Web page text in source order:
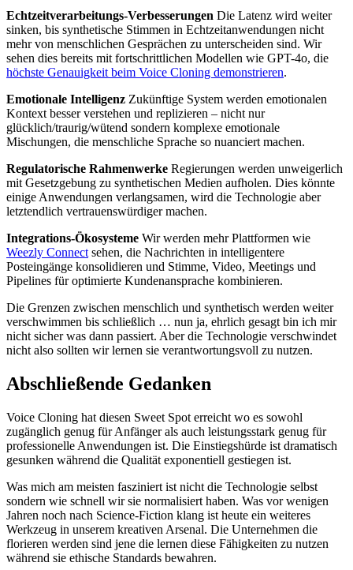
Echtzeitverarbeitungs-Verbesserungen Die Latenz wird weiter
sinken, bis synthetische Stimmen in Echtzeitanwendungen nicht
mehr von menschlichen Gesprächen zu unterscheiden sind. Wir
sehen dies bereits mit fortschrittlichen Modellen wie GPT-4o, die
höchste Genauigkeit beim Voice Cloning demonstrieren.
Emotionale Intelligenz Zukünftige System werden emotionalen
Kontext besser verstehen und replizieren – nicht nur
glücklich/traurig/wütend sondern komplexe emotionale
Mischungen, die menschliche Sprache so nuanciert machen.
Regulatorische Rahmenwerke Regierungen werden unweigerlich
mit Gesetzgebung zu synthetischen Medien aufholen. Dies könnte
einige Anwendungen verlangsamen, wird die Technologie aber
letztendlich vertrauenswürdiger machen.
Integrations-Ökosysteme Wir werden mehr Plattformen wie
Weezly Connect sehen, die Nachrichten in intelligentere
Posteingänge konsolidieren und Stimme, Video, Meetings und
Pipelines für optimierte Kundenansprache kombinieren.
Die Grenzen zwischen menschlich und synthetisch werden weiter
verschwimmen bis schließlich … nun ja, ehrlich gesagt bin ich mir
nicht sicher was dann passiert. Aber die Technologie verschwindet
nicht also sollten wir lernen sie verantwortungsvoll zu nutzen.
Abschließende Gedanken
Voice Cloning hat diesen Sweet Spot erreicht wo es sowohl
zugänglich genug für Anfänger als auch leistungsstark genug für
professionelle Anwendungen ist. Die Einstiegshürde ist dramatisch
gesunken während die Qualität exponentiell gestiegen ist.
Was mich am meisten fasziniert ist nicht die Technologie selbst
sondern wie schnell wir sie normalisiert haben. Was vor wenigen
Jahren noch nach Science-Fiction klang ist heute ein weiteres
Werkzeug in unserem kreativen Arsenal. Die Unternehmen die
florieren werden sind jene die lernen diese Fähigkeiten zu nutzen
während sie ethische Standards bewahren.